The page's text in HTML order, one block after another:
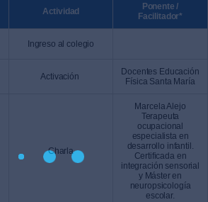
Actividad
Ponente /
Facilitador*
Ingreso al colegio
Activación
Docentes Educación
Física Santa María
Charla
Marcela Alejo
Terapeuta
ocupacional
especialista en
desarrollo infantil.
Certificada en
integración sensorial
y Máster en
neuropsicología
escolar.